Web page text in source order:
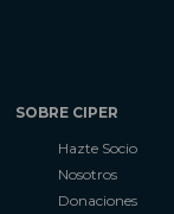
SOBRE CIPER
Hazte Socio
Nosotros
Donaciones